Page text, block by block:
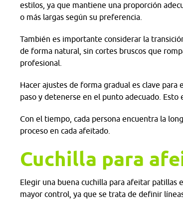
estilos, ya que mantiene una proporción
o más largas según su preferencia.
También es importante considerar la
de forma natural, sin cortes bruscos que
profesional.
Hacer ajustes de forma gradual es clave
paso y detenerse en el punto adecuado.
Con el tiempo, cada persona encuentra la
proceso en cada afeitado.
Cuchilla para
Elegir una buena cuchilla para afeitar patillas
mayor control, ya que se trata de definir